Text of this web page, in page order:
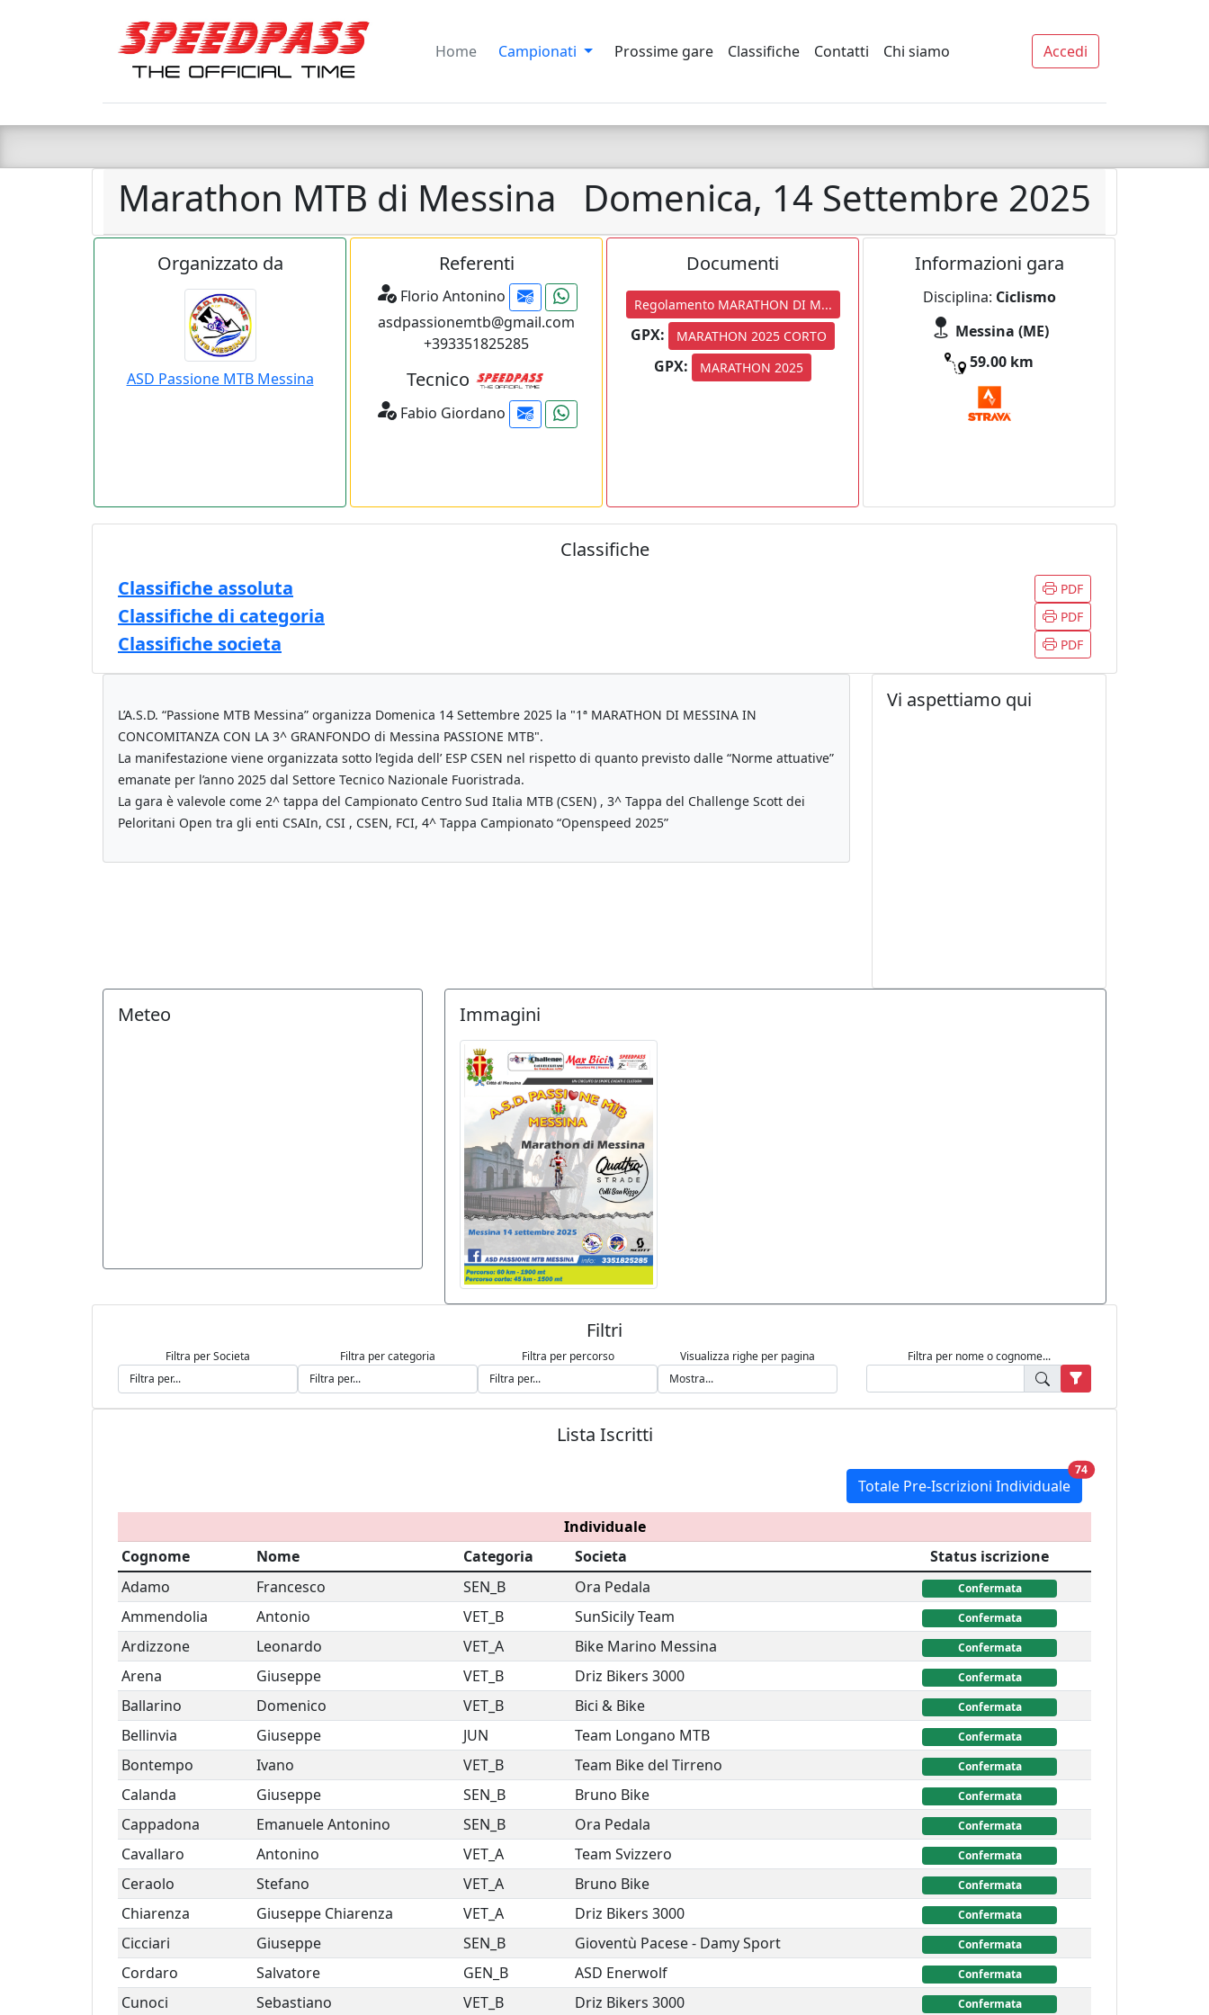
Home Campionati Prossime gare Classifiche Contatti Chi siamo Accedi
Marathon MTB di Messina Domenica, 14 Settembre 2025
Organizzato da
ASD Passione MTB Messina
Referenti
Florio Antonino
asdpassionemtb@gmail.com
+393351825285
Tecnico
Fabio Giordano
Documenti
Regolamento MARATHON DI M...
GPX: MARATHON 2025 CORTO
GPX: MARATHON 2025
Informazioni gara
Disciplina: Ciclismo
Messina (ME)
59.00 km
Classifiche
Classifiche assoluta
PDF
Classifiche di categoria PDF
Classifiche societa PDF
L’A.S.D. “Passione MTB Messina” organizza Domenica 14 Settembre 2025 la "1ª MARATHON DI MESSINA IN
CONCOMITANZA CON LA 3^ GRANFONDO di Messina PASSIONE MTB".
La manifestazione viene organizzata sotto l’egida dell’ ESP CSEN nel rispetto di quanto previsto dalle “Norme attuative”
emanate per l’anno 2025 dal Settore Tecnico Nazionale Fuoristrada.
La gara è valevole come 2^ tappa del Campionato Centro Sud Italia MTB (CSEN) , 3^ Tappa del Challenge Scott dei
Peloritani Open tra gli enti CSAIn, CSI , CSEN, FCI, 4^ Tappa Campionato “Openspeed 2025”
Vi aspettiamo qui
Meteo Immagini
Filtri
Filtra per Societa Filtra per categoria Filtra per percorso Visualizza righe per pagina Filtra per nome o cognome...
Lista Iscritti
Totale Pre-Iscrizioni Individuale
74unread messages
Individuale
Cognome
Nome Categoria Societa
Status iscrizione
Adamo
Francesco SEN_B Ora Pedala Confermata
Ammendolia Antonio VET_B SunSicily Team Confermata
Ardizzone Leonardo VET_A Bike Marino Messina Confermata
Arena Giuseppe VET_B Driz Bikers 3000 Confermata
Ballarino Domenico VET_B Bici & Bike Confermata
Bellinvia Giuseppe JUN Team Longano MTB Confermata
Bontempo Ivano VET_B Team Bike del Tirreno Confermata
Calanda Giuseppe SEN_B Bruno Bike Confermata
Cappadona Emanuele Antonino SEN_B Ora Pedala Confermata
Cavallaro Antonino VET_A Team Svizzero Confermata
Ceraolo Stefano VET_A Bruno Bike Confermata
Chiarenza Giuseppe Chiarenza VET_A Driz Bikers 3000 Confermata
Cicciari Giuseppe SEN_B Gioventù Pacese - Damy Sport Confermata
Cordaro Salvatore GEN_B ASD Enerwolf Confermata
Cunoci Sebastiano VET_B Driz Bikers 3000 Confermata